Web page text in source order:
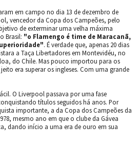
em campo no dia 13 de dezembro de
vencedor da Copa dos Campeões, pelo
de exterminar uma velha máxima
Brasil: "o Flamengo é time de Maracanã,
. É verdade que, apenas 20 dias
a Taça Libertadores em Montevidéu, no
do Chile. Mas pouco importou para os
era superar os ingleses. Com uma grande
O Liverpool passava por uma fase
títulos seguidos há anos. Por
importante, a da Copa dos Campeões da
mesmo ano em que o clube da Gávea
dando início a uma era de ouro em sua